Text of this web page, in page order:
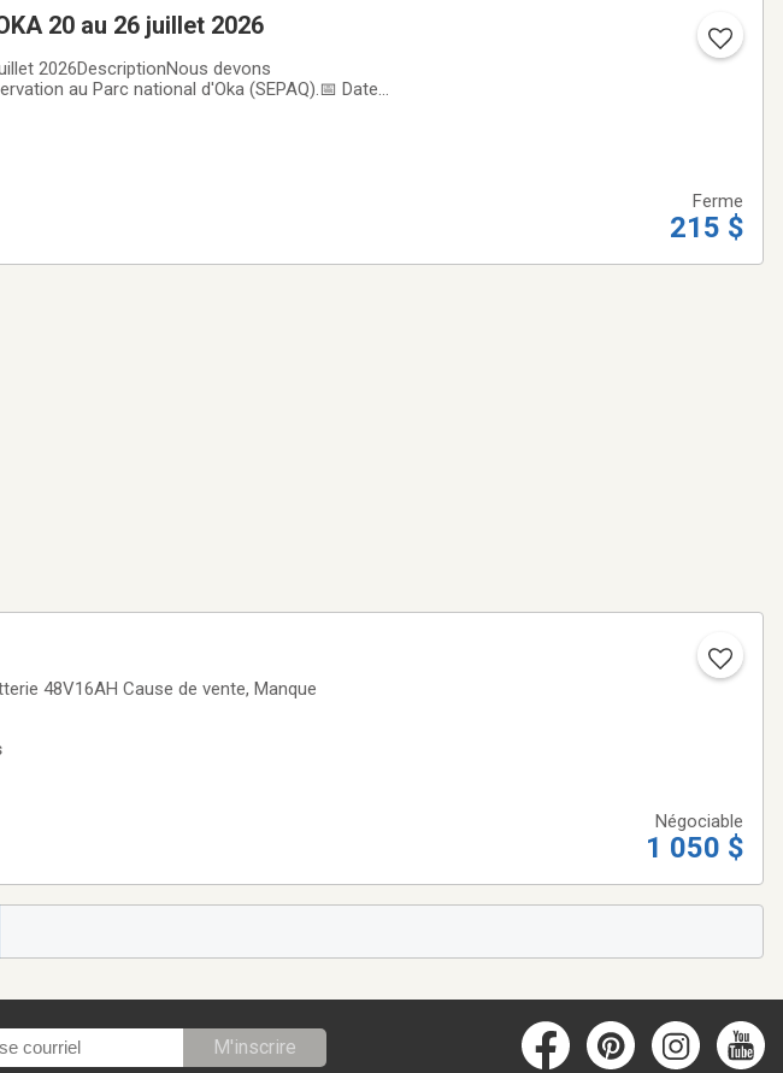
20 au 26 juillet 2026
2026DescriptionNous devons
au Parc national d'Oka (SEPAQ).📅 Dates
Ferme
215 $
Cause de vente, Manque
Négociable
1 050 $
M'inscrire